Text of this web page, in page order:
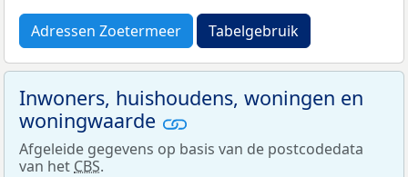
Adressen Zoetermeer Tabelgebruik
Inwoners, huishoudens, woningen en
woningwaarde
Afgeleide gegevens op basis van de postcodedata
van het CBS.